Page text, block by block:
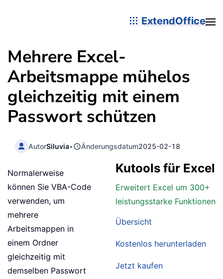
ExtendOffice
Mehrere Excel-
Arbeitsmappe mühelos
gleichzeitig mit einem
Passwort schützen
AutorSiluvia• Änderungsdatum2025-02-18
Kutools für Excel
Erweitert Excel um 300+
leistungsstarke Funktionen
Übersicht
Kostenlos herunterladen
Jetzt kaufen
Normalerweise
können Sie VBA-Code
verwenden, um
mehrere
Arbeitsmappen in
einem Ordner
gleichzeitig mit
demselben Passwort